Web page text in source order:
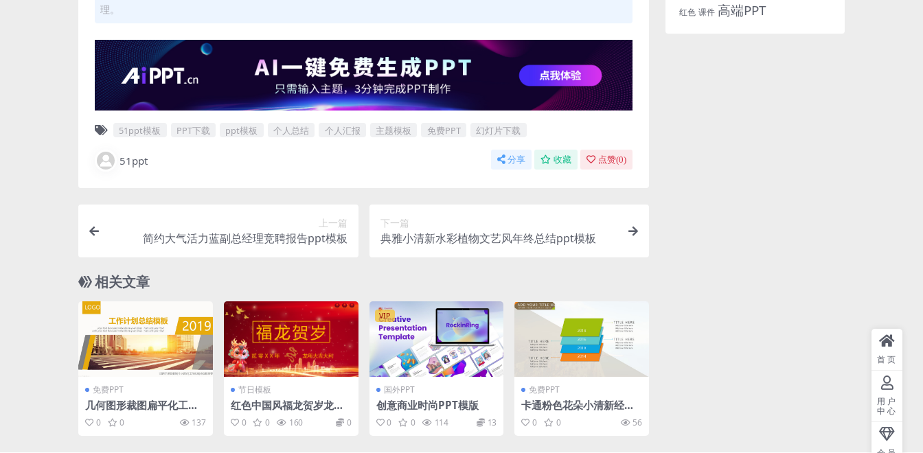
理。
51ppt模板 PPT下载 ppt模板 个人总结 个人汇报 主题模板 免费PPT 幻灯片下载
51ppt 分享 收藏 点赞(0)
上一篇
简约大气活力蓝副总经理竞聘报告ppt模板
下一篇
典雅小清新水彩植物文艺风年终总结ppt模板
相关文章
免费PPT
几何图形裁图扁平化工作
计划总结ppt模板
0 0 137
节日模板
红色中国风福龙贺岁龙年
习俗介绍PPT模板
0 0 160 0
VIP
国外PPT
创意商业时尚PPT模版
0 0 114 13
免费PPT
卡通粉色花朵小清新经典
商务通用ppt模板
0 0 56
红色 课件 高端PPT
首页
用户
中心